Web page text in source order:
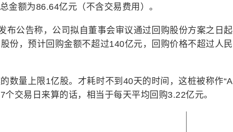
金额为86.64亿元（不含交易费用）。
布公告称，公司拟自董事会审议通过回购股份方案之日起
份，预计回购金额不超过140亿元，回购价格不超过人民
数量上限1亿股。才耗时不到40天的时间，这桩被称作“A
交易日来算的话，相当于每天平均回购3.22亿元。